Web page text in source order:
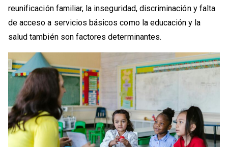
reunificación familiar, la inseguridad, discriminación y falta
de acceso a servicios básicos como la educación y la
salud también son factores determinantes.